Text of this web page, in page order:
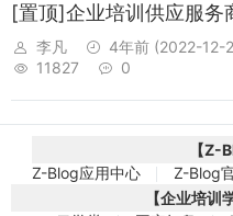
[置顶]企业培训供应服务
李凡 4年前 (2022-12-
11827
0
【Z-
Z-Blog应用中心
Z-Blog
【企业培训